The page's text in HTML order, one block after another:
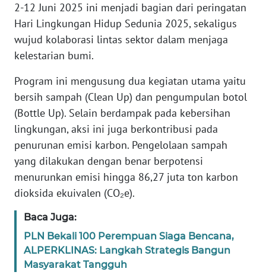
2-12 Juni 2025 ini menjadi bagian dari peringatan
Hari Lingkungan Hidup Sedunia 2025, sekaligus
wujud kolaborasi lintas sektor dalam menjaga
kelestarian bumi.
Program ini mengusung dua kegiatan utama yaitu
bersih sampah (Clean Up) dan pengumpulan botol
(Bottle Up). Selain berdampak pada kebersihan
lingkungan, aksi ini juga berkontribusi pada
penurunan emisi karbon. Pengelolaan sampah
yang dilakukan dengan benar berpotensi
menurunkan emisi hingga 86,27 juta ton karbon
dioksida ekuivalen (CO₂e).
Baca Juga:
PLN Bekali 100 Perempuan Siaga Bencana,
ALPERKLINAS: Langkah Strategis Bangun
Masyarakat Tangguh
Wahana
News
WN
SUMUT
WN
JAKARTA
WN
WN
BANTEN